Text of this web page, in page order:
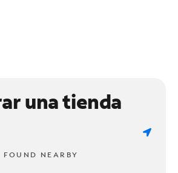
una tienda
NEARBY